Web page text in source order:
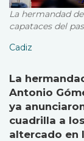
La hermandad
capataces del
Cadiz
La
Antonio
ya
cuadrilla a
altercado en